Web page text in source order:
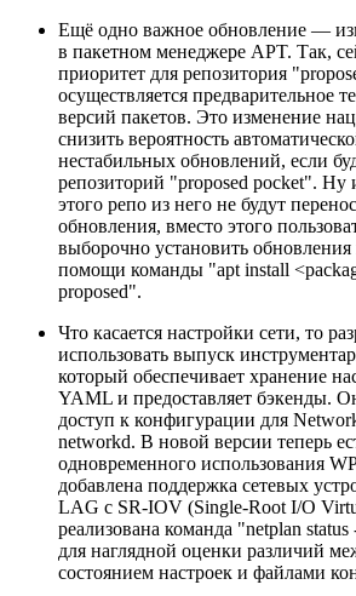
Ещё одно важное обновление —
в пакетном менеджере APT. Так,
приоритет для репозитория
осуществляется предварительное
версий пакетов. Это изменение
снизить вероятность
нестабильных обновлений, если
репозиторий "proposed pocket". Ну
этого репо из него не будут
обновления, вместо этого
выборочно установить
помощи команды "apt install
proposed".
Что касается настройки сети, то
использовать выпуск
который обеспечивает хранение
YAML и предоставляет бэкенды.
доступ к конфигурации для
networkd. В новой версии теперь
одновременного использования
добавлена поддержка сетевых
LAG с SR-IOV (Single-Root I/O
реализована команда "netplan
для наглядной оценки различий
состоянием настроек и файлами